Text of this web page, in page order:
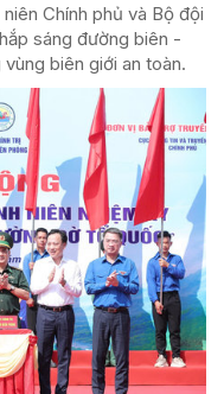
Chính phủ và Bộ đội
sáng đường biên -
biên giới an toàn.